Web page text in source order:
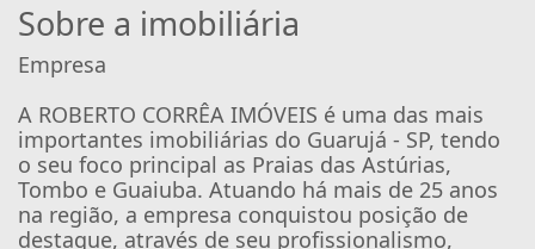
Sobre a imobiliária
Empresa
A ROBERTO CORRÊA IMÓVEIS é uma das mais
importantes imobiliárias do Guarujá - SP, tendo
o seu foco principal as Praias das Astúrias,
Tombo e Guaiuba. Atuando há mais de 25 anos
na região, a empresa conquistou posição de
destaque, através de seu profissionalismo,